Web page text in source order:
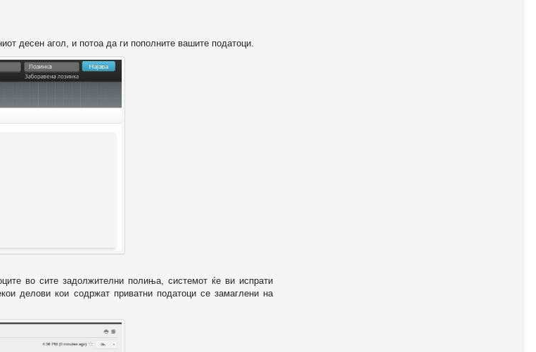
десен агол, и потоа да ги пополните вашите податоци.
во сите задолжителни полиња, системот ќе ви испрати
делови кои содржат приватни податоци се замаглени на